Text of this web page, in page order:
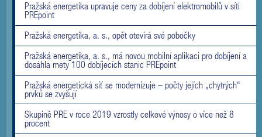
Pražská energetika upravuje ceny za dobíjení elektromobilů v síti
PREpoint
Pražská energetika, a. s., opět otevírá své pobočky
Pražská energetika, a. s., má novou mobilní aplikaci pro dobíjení a
dosáhla mety 100 dobíjecích stanic PREpoint
Pražská energetická síť se modernizuje – počty jejích „chytrých“
prvků se zvyšují
Skupině PRE v roce 2019 vzrostly celkové výnosy o více než 8
procent